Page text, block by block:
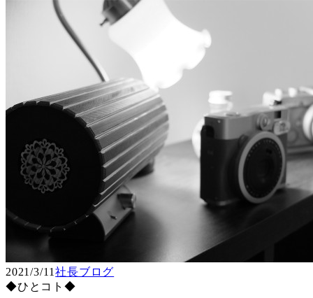
2021/3/11社長ブログ
◆ひとコト◆